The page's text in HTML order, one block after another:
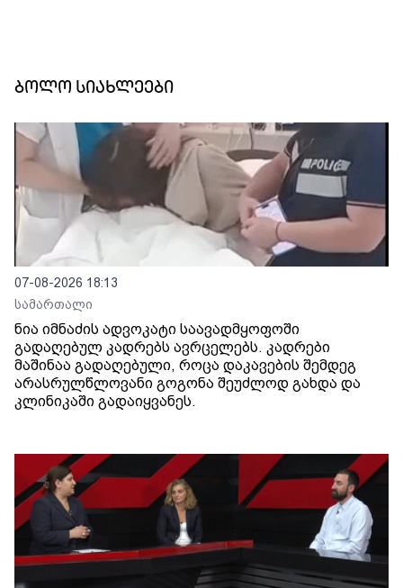
ბოლო სიახლეები
07-08-2026 18:13
სამართალი
ნია იმნაძის ადვოკატი საავადმყოფოში
გადაღებულ კადრებს ავრცელებს. კადრები
მაშინაა გადაღებული, როცა დაკავების შემდეგ
არასრულწლოვანი გოგონა შეუძლოდ გახდა და
კლინიკაში გადაიყვანეს.